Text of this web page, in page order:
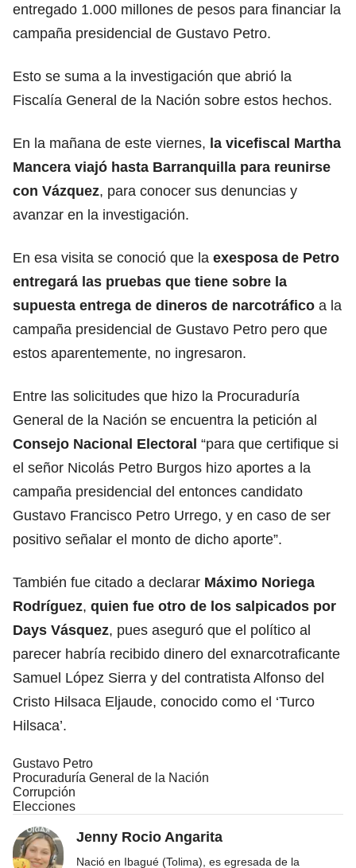
entregado 1.000 millones de pesos para financiar la
campaña presidencial de Gustavo Petro.
Esto se suma a la investigación que abrió la
Fiscalía General de la Nación sobre estos hechos.
En la mañana de este viernes, la vicefiscal Martha
Mancera viajó hasta Barranquilla para reunirse
con Vázquez, para conocer sus denuncias y
avanzar en la investigación.
En esa visita se conoció que la exesposa de Petro
entregará las pruebas que tiene sobre la
supuesta entrega de dineros de narcotráfico a la
campaña presidencial de Gustavo Petro pero que
estos aparentemente, no ingresaron.
Entre las solicitudes que hizo la Procuraduría
General de la Nación se encuentra la petición al
Consejo Nacional Electoral “para que certifique si
el señor Nicolás Petro Burgos hizo aportes a la
campaña presidencial del entonces candidato
Gustavo Francisco Petro Urrego, y en caso de ser
positivo señalar el monto de dicho aporte”.
También fue citado a declarar Máximo Noriega
Rodríguez, quien fue otro de los salpicados por
Days Vásquez, pues aseguró que el político al
parecer habría recibido dinero del exnarcotraficante
Samuel López Sierra y del contratista Alfonso del
Cristo Hilsaca Eljaude, conocido como el ‘Turco
Hilsaca’.
Gustavo Petro
Procuraduría General de la Nación
Corrupción
Elecciones
Jenny Rocio Angarita
Nació en Ibagué (Tolima), es egresada de la